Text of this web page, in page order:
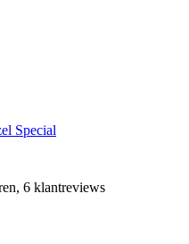
Special
6 klantreviews